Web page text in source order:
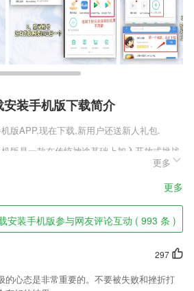
安装手机版下载简介
版APP,现在下载,新用户还送新人礼包.
版是一款在传统神途基础上加入开放式挑战
玩法能够为你带来全新的趣味挑战，你可以利
验更多的激情。所有的玩法都是独一无二
有的激情和趣味。
安装手机版软件特色
点餐、外卖送餐等多种智能服务!
简谱，自带节奏器，可进行分手练习，速度
能。
更多
更多
安装手机版参与网友评论互动 ( 993 条 )
297
的心态是非常重要的。不要被失败和挫折打